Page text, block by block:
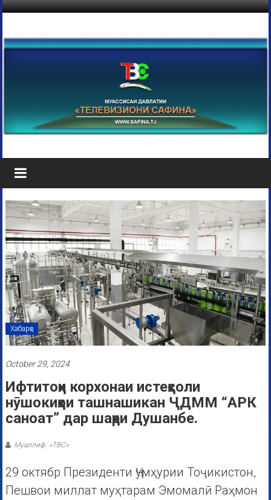
Хабарҳо
October 29, 2024
Ифтитоҳи корхонаи истеҳсоли
нӯшокиҳои ташнашикан ҶДММ “АРК
саноат” дар шаҳри Душанбе.
Муаллиф: «ТВС»
29 октябр Президенти Ҷумҳурии Тоҷикистон,
Пешвои миллат муҳтарам Эмомалӣ Раҳмон